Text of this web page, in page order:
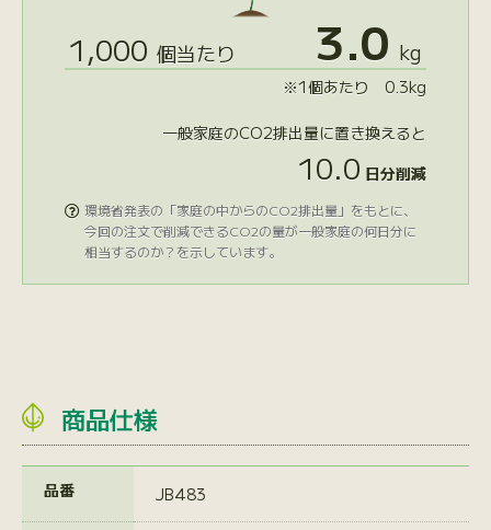
1,000 個当たり 3.0 kg
※1個あたり 0.3kg
一般家庭のCO2排出量に置き換えると
10.0 日分削減
 環境省発表の「家庭の中からのCO2排出量」をもとに、
今回の注文で削減できるCO2の量が一般家庭の何日分に
相当するのか？を示しています。
商品仕様
品番 JB483